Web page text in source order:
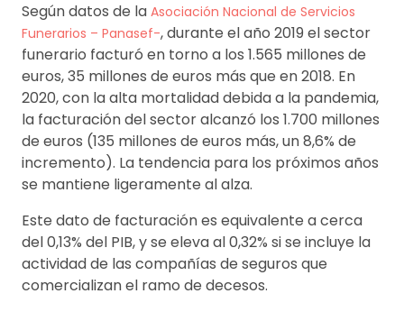
Según datos de la Asociación Nacional de Servicios
Funerarios – Panasef-, durante el año 2019 el sector
funerario facturó en torno a los 1.565 millones de
euros, 35 millones de euros más que en 2018. En
2020, con la alta mortalidad debida a la pandemia,
la facturación del sector alcanzó los 1.700 millones
de euros (135 millones de euros más, un 8,6% de
incremento). La tendencia para los próximos años
se mantiene ligeramente al alza.
Este dato de facturación es equivalente a cerca
del 0,13% del PIB, y se eleva al 0,32% si se incluye la
actividad de las compañías de seguros que
comercializan el ramo de decesos.